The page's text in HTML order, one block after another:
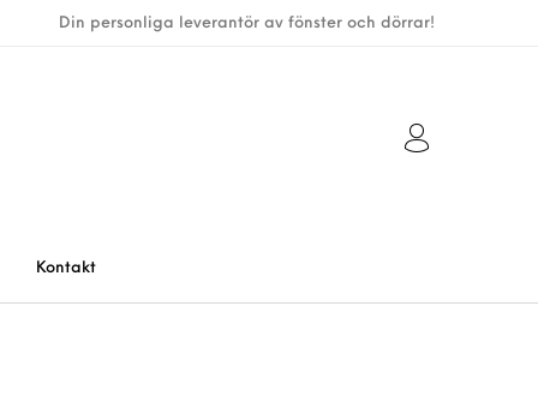
Din personliga leverantör av fönster och dörrar!
Kontakt